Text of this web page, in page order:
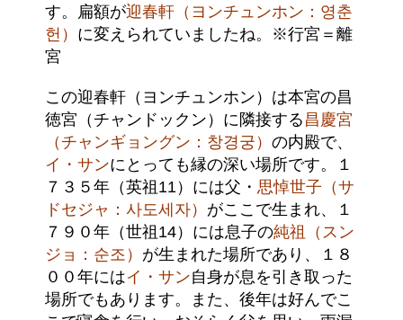
す。扁額が迎春軒（ヨンチュンホン：영춘
헌） に変えられていましたね。※行宮＝離
宮
この迎春軒（ヨンチュンホン）は本宮の昌
徳宮（チャンドックン）に隣接する 昌慶宮
（チャンギョングン：창경궁） の内殿で、
イ・サンにとっても縁の深い場所です。１
７３５年（英祖11）には父・ 思悼世子（サ
ドセジャ：사도세자） がここで生まれ、１
７９０年（世祖14）には息子の純祖（スン
ジョ：순조） が生まれた場所であり、１８
００年にはイ・サン自身が息を引き取った
場所でもあります。また、後年は好んでこ